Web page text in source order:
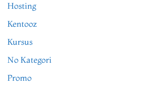
Hosting
Kentooz
Kursus
No Kategori
Promo